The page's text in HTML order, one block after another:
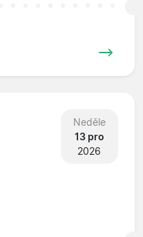
Neděle
13 pro
2026